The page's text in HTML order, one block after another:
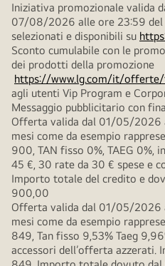
Iniziativa promozionale valida
07/08/2026 alle ore 23:59
selezionati e disponibili su
Sconto cumulabile con le
dei prodotti della promozione
https://www.lg.com/it/
agli utenti Vip Program e
Messaggio pubblicitario con
Offerta valida dal 01/05/2026
mesi come da esempio
900, TAN fisso 0%, TAEG 0%,
45 €, 30 rate da 30 € spese e
Importo totale del credito e
900,00
Offerta valida dal 01/05/
mesi come da esempio
849, Tan fisso 9,53% Taeg
accessori dell’offerta